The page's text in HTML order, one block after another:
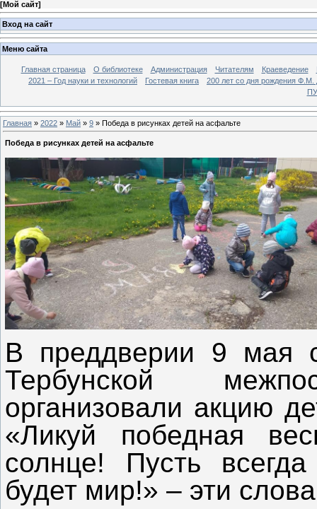
[Мой сайт]
Вход на сайт
Меню сайта
Главная страница О библиотеке Администрация Читателям Краеведение
2021 – Год науки и технологий
Гостевая книга
200 лет со дня рождения Ф.М.
Главная » 2022 » Май » 9 » Победа в рисунках детей на асфальте
Победа в рисунках детей на асфальте
В преддверии 9 мая
Тербунской
организовали акцию
«Ликуй победная
солнце! Пусть
будет мир!» – эти